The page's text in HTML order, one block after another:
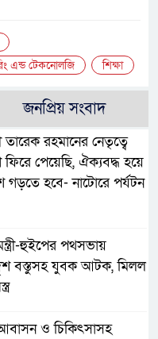
এন্ড টেকনোলজি
শিক্ষা
জনপ্রিয় সংবাদ
তারেক রহমানের নেতৃত্বে
পেয়েছি, ঐক্যবদ্ধ হয়ে
গড়তে হবে- নাটোরে পর্যটন
হুইপের পথসভায়
বস্তুসহ যুবক আটক, মিলল
ও চিকিৎসাসহ